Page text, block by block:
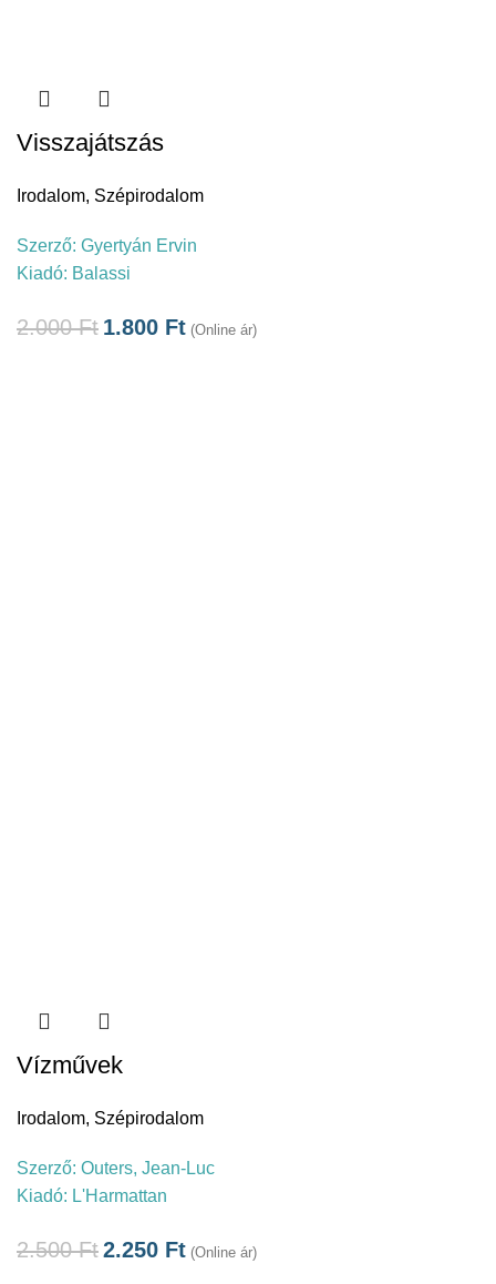
Visszajátszás
Irodalom, Szépirodalom
Szerző: Gyertyán Ervin
Kiadó: Balassi
2.000Ft 1.800 Ft (Online ár)
Vízművek
Irodalom, Szépirodalom
Szerző: Outers, Jean-Luc
Kiadó: L'Harmattan
2.500Ft2.250 Ft (Online ár)